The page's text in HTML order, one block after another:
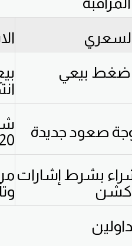
ضغط بيعي
صعود جديدة
بشرط إشارات